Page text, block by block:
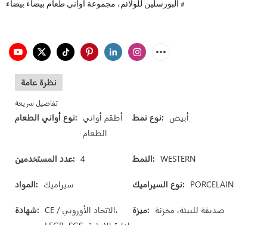
البورسلين للولائم، مجموعة أواني طعام بيضاء بيضاء #
نظرة عامة
تفاصيل سريعة
نوع أواني الطعام: أطقم أواني
الطعام
نوع نمط: أبيض
عدد المستخدمين: 4 النمط: WESTERN
المواد: سيراميك نوع السيراميك: PORCELAIN
شهادة: CE / الاتحاد الأوروبي،
ميزة: صديقة للبيئة، مخزنة